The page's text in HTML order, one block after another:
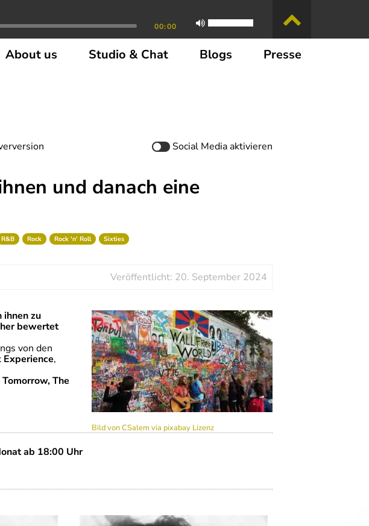
00:00
About us Studio & Chat Blogs Presse
Social Mediaaktivieren
und danach eine
R&B Rock Rock 'n' Roll Sixties
Veröffentlicht: 20. September 2024
Bild von CSalem via pixabay Lizenz
ihnen zu
bewertet
von den
Experience,
Tomorrow, The
ab 18:00 Uhr